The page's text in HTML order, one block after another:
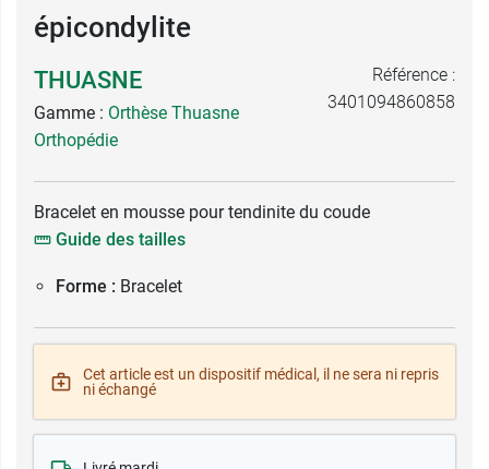
épicondylite
THUASNE
Gamme : Orthèse Thuasne
Orthopédie
Référence :
3401094860858
Bracelet en mousse pour tendinite du coude
Guide des tailles
Forme : Bracelet
Cet article est un dispositif médical, il ne sera ni repris
ni échangé